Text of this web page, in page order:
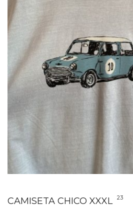
CAMISETA CHICO XXXL 23